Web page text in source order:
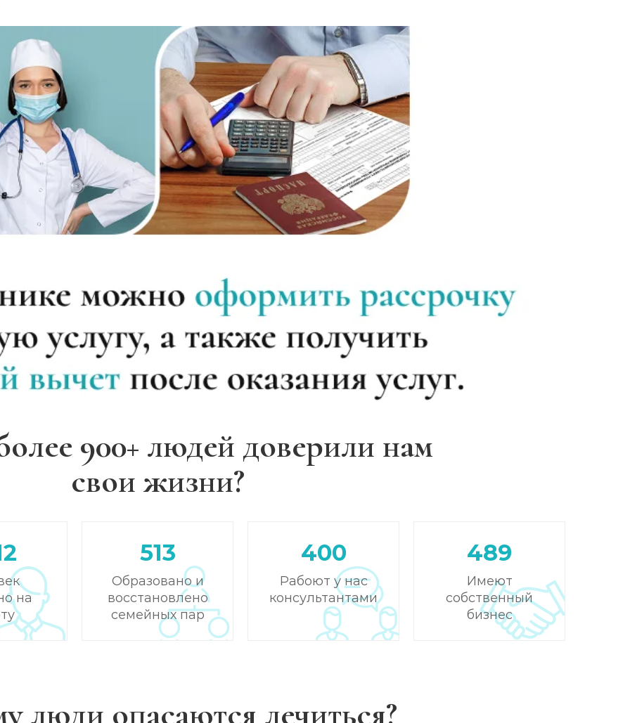
900+ людей доверили нам
свои жизни?
на
513
Образовано и
восстановлено
семейных пар
400
Рабоют у нас
консультантами
489
Имеют
собственный
бизнес
люди опасаются лечиться?